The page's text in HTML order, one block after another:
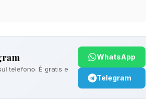
telefono. È gratis e
WhatsApp
Telegram